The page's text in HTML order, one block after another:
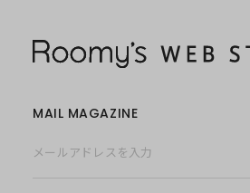
MAIL MAGAZINE